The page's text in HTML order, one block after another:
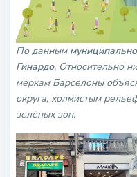
По данным
Гинардо. Относительно
меркам Барселоны
округа, холмистым
зелёных зон.